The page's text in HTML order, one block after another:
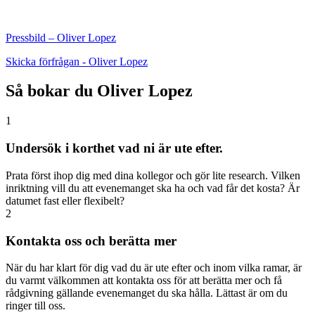
Pressbild – Oliver Lopez
Skicka förfrågan - Oliver Lopez
Så bokar du Oliver Lopez
1
Undersök i korthet vad ni är ute efter.
Prata först ihop dig med dina kollegor och gör lite research. Vilken
inriktning vill du att evenemanget ska ha och vad får det kosta? Är
datumet fast eller flexibelt?
2
Kontakta oss och berätta mer
När du har klart för dig vad du är ute efter och inom vilka ramar, är
du varmt välkommen att kontakta oss för att berätta mer och få
rådgivning gällande evenemanget du ska hålla. Lättast är om du
ringer till oss.